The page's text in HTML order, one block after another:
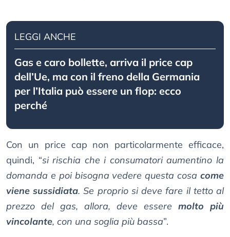
LEGGI ANCHE
Gas e caro bollette, arriva il price cap
dell’Ue, ma con il freno della Germania
per l’Italia può essere un flop: ecco
perché
Con un price cap non particolarmente efficace,
quindi, “si rischia che i consumatori aumentino la
domanda e poi bisogna vedere questa cosa come
viene sussidiata. Se proprio si deve fare il tetto al
prezzo del gas, allora, deve essere molto più
vincolante, con una soglia più bassa”.